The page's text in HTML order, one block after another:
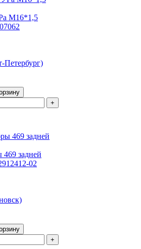
М16*1,5
Петербург)
+
469 задней
02
+